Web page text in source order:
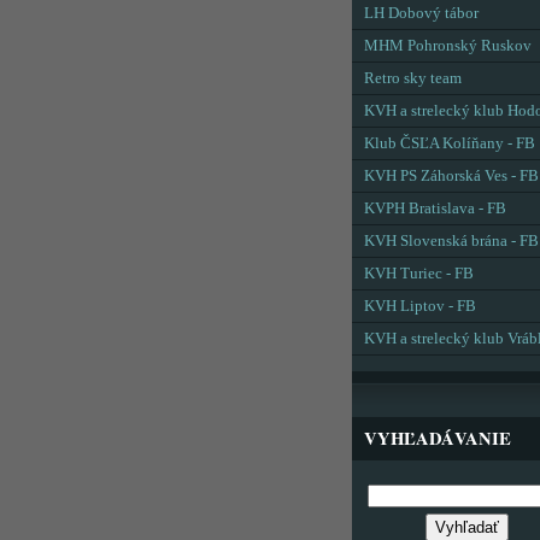
LH Dobový tábor
MHM Pohronský Ruskov
Retro sky team
KVH a strelecký klub
Klub ČSĽA Kolíňany - FB
KVH PS Záhorská Ves - FB
KVPH Bratislava - FB
KVH Slovenská brána - FB
KVH Turiec - FB
KVH Liptov - FB
KVH a strelecký klub
VYHĽADÁVANIE